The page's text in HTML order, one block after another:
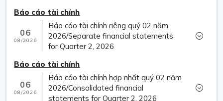
Báo cáo tài chính
06
08/2026
Báo cáo tài chính riêng quý 02 năm
2026/Separate financial statements
for Quarter 2, 2026
Báo cáo tài chính
06
08/2026
Báo cáo tài chính hợp nhất quý 02 năm
2026/Consolidated financial
statements for Quarter 2, 2026